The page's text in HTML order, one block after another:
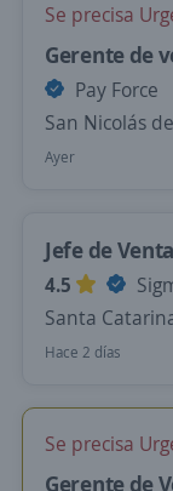
Se precisa
Gerente de
Pay Force
San Nicolás
Ayer
Jefe de
4.5
Santa
Hace 2 días
Se precisa
Gerente de